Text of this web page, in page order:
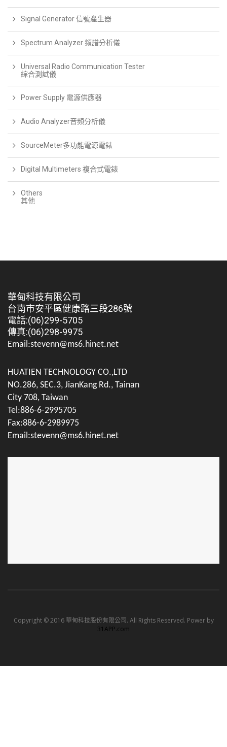
Signal Generator 信號產生器
Spectrum Analyzer 頻譜分析儀
Universal Radio Communication Tester
綜合測試儀
Power Supply 電源供應器
Audio Analyzer音頻分析儀
SourceMeter多功能電源電錶
Digital Multimeters 複合式電錶
Others
其他
華甸科技有限公司
台南市安平區健康路三段286號
電話:(06)299-5705
傳真:(06)298-9975
Email:stevenn@ms6.hinet.net
HUATIEN TECHNOLOGY CO.,LTD
NO.286, SEC.3, JianKang Rd., Tainan
City 708, Taiwan
Tel:886-6-2995705
Fax:886-6-2989975
Email:stevenn@ms6.hinet.net
Copyright © 2016 華甸科技股份有限公司. All Rights Reserved. Power by
31APP.com